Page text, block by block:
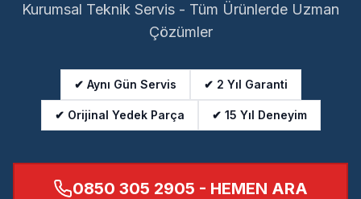
Kurumsal Teknik Servis - Tüm Ürünlerde Uzman
Çözümler
✔ Aynı Gün Servis ✔ 2 Yıl Garanti
✔ Orijinal Yedek Parça ✔ 15 Yıl Deneyim
0850 305 2905 - HEMEN ARA